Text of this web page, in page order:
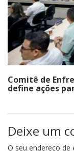
Comitê de
define ações
Deixe um
O seu endereço de